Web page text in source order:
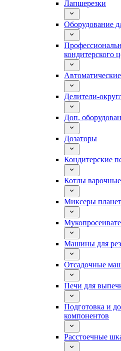
Лапшерезки
Оборудование
кондитерского
Делители-
Доп.
Дозаторы
Кондитерские
Котлы варочные
Миксеры
Машины для
Отсадочные
Печи для
Подготовка и
компонентов
Расстоечные